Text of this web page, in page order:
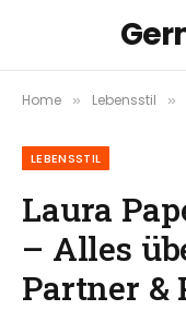
Home » Lebensstil »
LEBENSSTIL
Laura
– Alles
Partner &